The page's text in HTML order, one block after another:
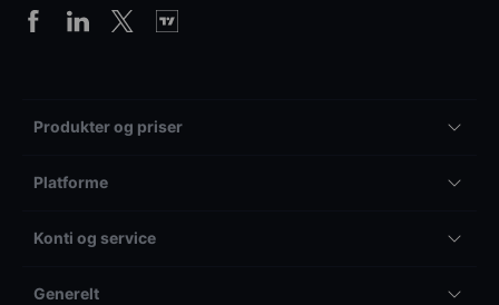
Produkter og priser
Platforme
Konti og service
Generelt